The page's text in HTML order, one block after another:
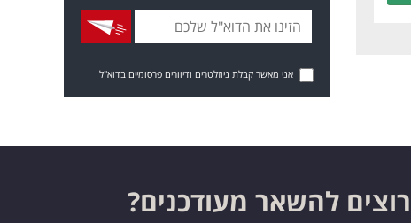
אני מאשר קבלת ניוזלטרים ודיוורים פרסומיים בדוא"ל
רוצים להשאר מעודכנים?